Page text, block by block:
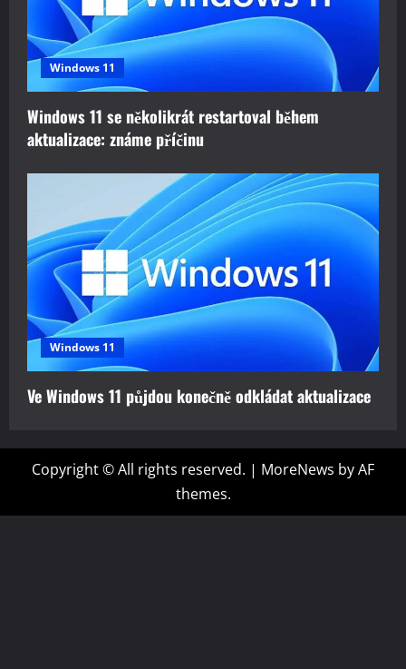
Windows 11
Windows 11 se několikrát restartoval během
aktualizace: známe příčinu
Windows 11
Ve Windows 11 půjdou konečně odkládat aktualizace
Copyright © All rights reserved. | MoreNews by AF
themes.